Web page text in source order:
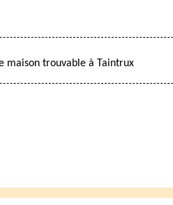
maison trouvable à Taintrux